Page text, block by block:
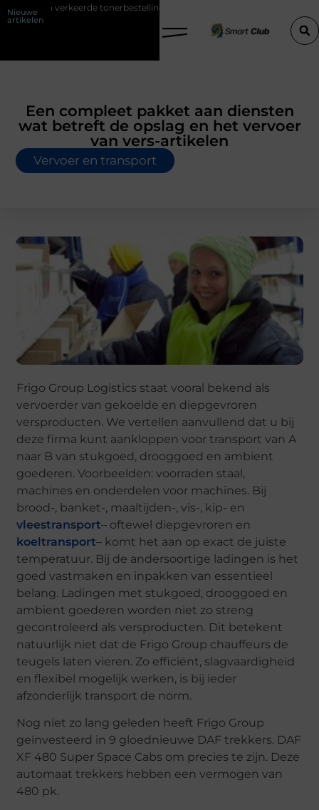
Nieuwe
artikelen
verkeerde tonerbestelling bij HP printers
Een compleet pakket aan diensten
wat betreft de opslag en het vervoer
van vers-artikelen
Vervoer en transport
Frigo Group Logistics staat vooral bekend als
vervoerder van gekoelde en diepgevroren
versproducten. We vertellen aanvullend dat u bij
deze firma kunt aankloppen voor transport van A
naar B van stukgoed, drooggoed en ambient
goederen. Voorbeelden: voorraden staal,
machines en onderdelen voor machines. Bij
brood-, banket-, maaltijden-, vis-, kip- en
vleestransport– oftewel diepgevroren en
koeltransport– komt het aan op exact de juiste
temperatuur. Bij de andersoortige ladingen is het
goed vastmaken en inpakken van essentieel
belang. Ladingen met stukgoed, drooggoed en
ambient goederen worden niet zo streng
gecontroleerd als versproducten. Dit betekent
natuurlijk niet dat de Frigo Group chauffeurs de
teugels laten vieren. Zo efficiënt, slagvaardigheid
en flexibel mogelijk werken, is bij ieder
afzonderlijk transport de norm.
Nog niet zo lang geleden heeft Frigo Group
geïnvesteerd in 9 gloednieuwe DAF trekkers. DAF
XF 480 Super Space Cabs om precies te zijn. Deze
automaat trekkers hebben een vermogen van
480 pk.